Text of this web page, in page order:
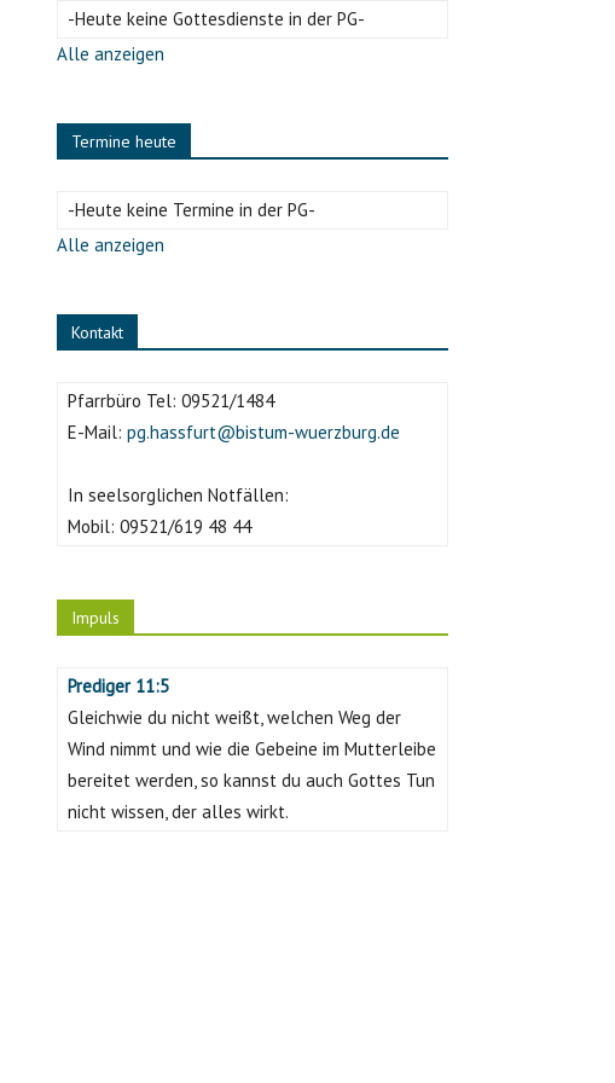
-Heute keine Gottesdienste in der PG-
Alle anzeigen
Termine heute
-Heute keine Termine in der PG-
Alle anzeigen
Kontakt
Pfarrbüro Tel: 09521/1484
E-Mail: pg.hassfurt@bistum-wuerzburg.de
In seelsorglichen Notfällen:
Mobil: 09521/619 48 44
Impuls
Prediger 11:5
Gleichwie du nicht weißt, welchen Weg der
Wind nimmt und wie die Gebeine im Mutterleibe
bereitet werden, so kannst du auch Gottes Tun
nicht wissen, der alles wirkt.